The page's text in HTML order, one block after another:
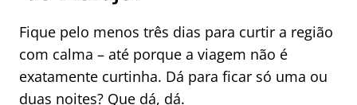
Fique pelo menos três dias para curtir a região
com calma – até porque a viagem não é
exatamente curtinha. Dá para ficar só uma ou
duas noites? Que dá, dá.